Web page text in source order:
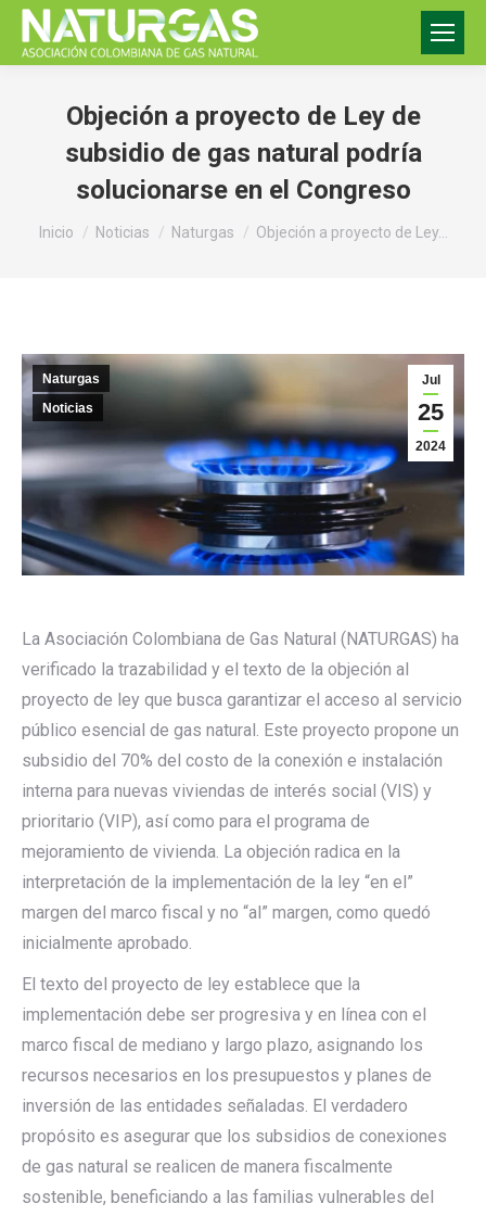
Objeción a proyecto de Ley de
subsidio de gas natural podría
solucionarse en el Congreso
Estás aquí:
Inicio Noticias Naturgas Objeción a proyecto de Ley…
Jul
25
2024
Naturgas
Noticias
La Asociación Colombiana de Gas Natural (NATURGAS) ha
verificado la trazabilidad y el texto de la objeción al
proyecto de ley que busca garantizar el acceso al servicio
público esencial de gas natural. Este proyecto propone un
subsidio del 70% del costo de la conexión e instalación
interna para nuevas viviendas de interés social (VIS) y
prioritario (VIP), así como para el programa de
mejoramiento de vivienda. La objeción radica en la
interpretación de la implementación de la ley “en el”
margen del marco fiscal y no “al” margen, como quedó
inicialmente aprobado.
El texto del proyecto de ley establece que la
implementación debe ser progresiva y en línea con el
marco fiscal de mediano y largo plazo, asignando los
recursos necesarios en los presupuestos y planes de
inversión de las entidades señaladas. El verdadero
propósito es asegurar que los subsidios de conexiones
de gas natural se realicen de manera fiscalmente
sostenible, beneficiando a las familias vulnerables del